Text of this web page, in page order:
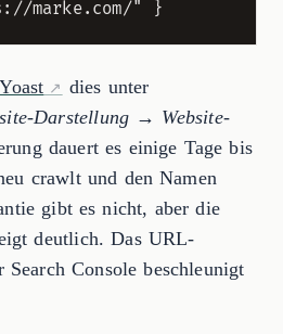
Yoast
dies unter
Darstellung → Website-
dauert es einige Tage bis
crawlt und den Namen
gibt es nicht, aber die
deutlich. Das URL-
Console beschleunigt